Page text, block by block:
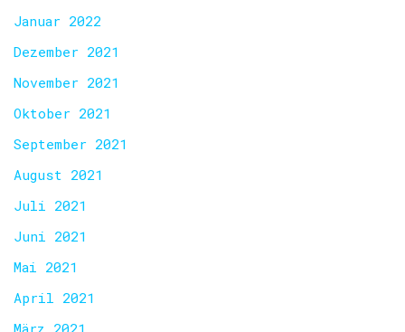
Januar 2022
Dezember 2021
November 2021
Oktober 2021
September 2021
August 2021
Juli 2021
Juni 2021
Mai 2021
April 2021
März 2021